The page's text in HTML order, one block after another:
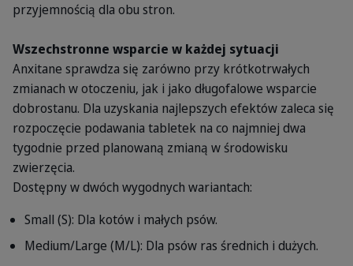
przyjemnością dla obu stron.
Wszechstronne wsparcie w każdej sytuacji
Anxitane sprawdza się zarówno przy krótkotrwałych
zmianach w otoczeniu, jak i jako długofalowe wsparcie
dobrostanu. Dla uzyskania najlepszych efektów zaleca się
rozpoczęcie podawania tabletek na co najmniej dwa
tygodnie przed planowaną zmianą w środowisku
zwierzęcia.
Dostępny w dwóch wygodnych wariantach:
Small (S): Dla kotów i małych psów.
Medium/Large (M/L): Dla psów ras średnich i dużych.